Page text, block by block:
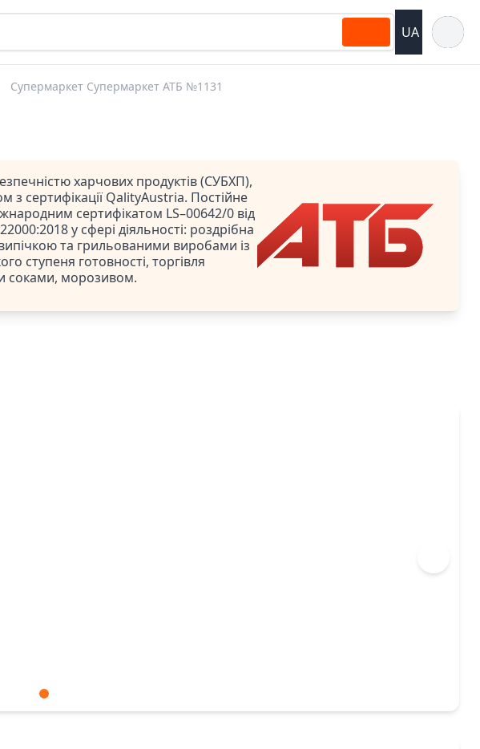
UA
Супермаркет Супермаркет АТБ №1131
харчових продуктів (СУБХП),
з сертифікації QalityAustria. Постійне
сертифікатом LS–00642/0 від
у сфері діяльності: роздрібна
та грильованими виробами із
ступеня готовності, торгівля
соками, морозивом.